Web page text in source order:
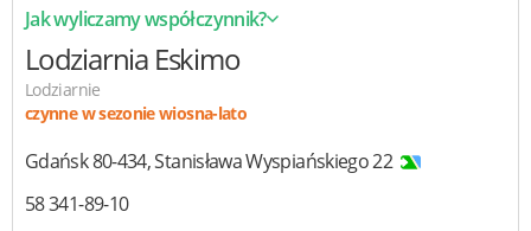
Jak wyliczamy współczynnik?
Lodziarnia Eskimo
Lodziarnie
czynne w sezonie wiosna-lato
Gdańsk80-434,Stanisława Wyspiańskiego 22
58 341-89-10